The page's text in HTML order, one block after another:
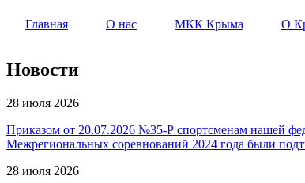
Главная О нас МКК Крыма О
Новости
28 июля 2026
Приказом от 20.07.2026 №35-Р спортсменам нашей
Межрегиональных соревнований 2024 года были
28 июля 2026